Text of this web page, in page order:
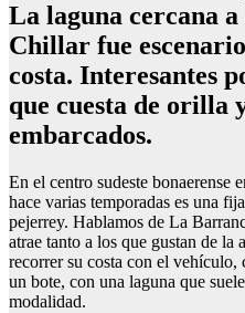
La laguna cercana
Chillar fue
costa. Interesantes
que cuesta de orilla
embarcados.
En el centro sudeste bonaerense
hace varias temporadas es una
pejerrey. Hablamos de La
atrae tanto a los que gustan de
recorrer su costa con el vehículo,
un bote, con una laguna que
modalidad.